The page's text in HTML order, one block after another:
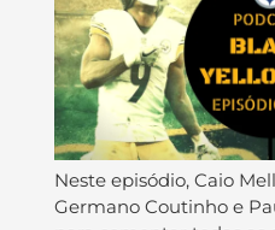
Neste episódio, Caio
Germano Coutinho e